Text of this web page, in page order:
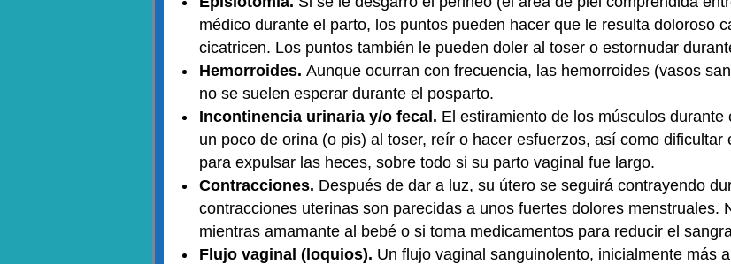
médico durante el parto, los puntos pueden hacer que le resulta doloroso
cicatricen. Los puntos también le pueden doler al toser o estornudar
Hemorroides. Aunque ocurran con frecuencia, las hemorroides (vasos
no se suelen esperar durante el posparto.
Incontinencia urinaria y/o fecal. El estiramiento de los músculos
un poco de orina (o pis) al toser, reír o hacer esfuerzos, así como
para expulsar las heces, sobre todo si su parto vaginal fue largo.
Contracciones. Después de dar a luz, su útero se seguirá contrayendo
contracciones uterinas son parecidas a unos fuertes dolores menstruales.
mientras amamante al bebé o si toma medicamentos para reducir el
Flujo vaginal (loquios). Un flujo vaginal sanguinolento, inicialmente más